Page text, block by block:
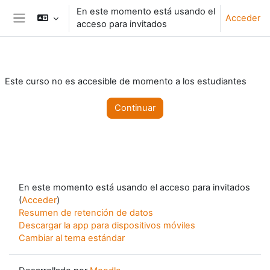
Salta al contenido principal
Panel lateral
En este momento está usando el
acceso para invitados
Acceder
Este curso no es accesible de momento a los estudiantes
Continuar
En este momento está usando el acceso para invitados
(Acceder)
Resumen de retención de datos
Descargar la app para dispositivos móviles
Cambiar al tema estándar